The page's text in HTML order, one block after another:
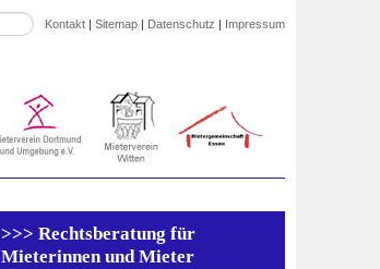
Kontakt | Sitemap | Datenschutz | Impressum
>>> Rechtsberatung für
Mieterinnen und Mieter